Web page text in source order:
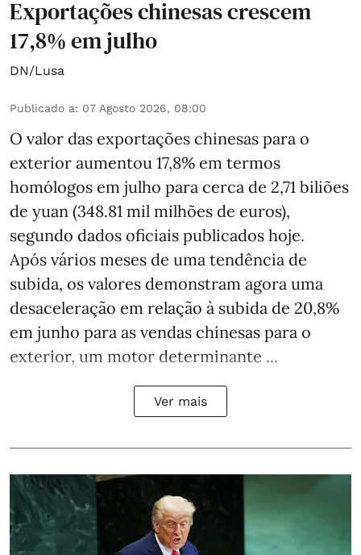
Exportações chinesas crescem
17,8% em julho
DN/Lusa
Publicado a: 07 Agosto 2026, 08:00
O valor das exportações chinesas para o
exterior aumentou 17,8% em termos
homólogos em julho para cerca de 2,71 biliões
de yuan (348.81 mil milhões de euros),
segundo dados oficiais publicados hoje.
Após vários meses de uma tendência de
subida, os valores demonstram agora uma
desaceleração em relação à subida de 20,8%
em junho para as vendas chinesas para o
exterior, um motor determinante ...
Ver mais